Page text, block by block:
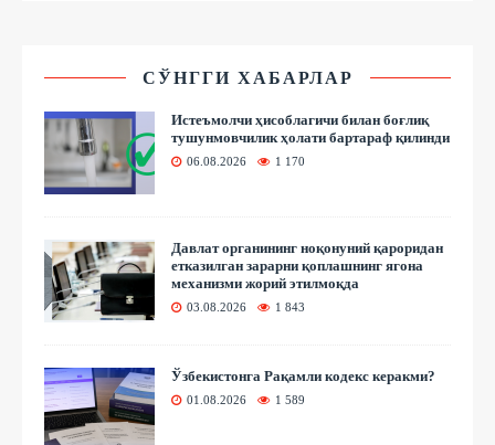
СЎНГГИ ХАБАРЛАР
Истеъмолчи ҳисоблагичи билан боғлиқ
тушунмовчилик ҳолати бартараф қилинди
06.08.2026 1 170
Давлат органининг ноқонуний қароридан
етказилган зарарни қоплашнинг ягона
механизми жорий этилмоқда
03.08.2026 1 843
Ўзбекистонга Рақамли кодекс керакми?
01.08.2026 1 589